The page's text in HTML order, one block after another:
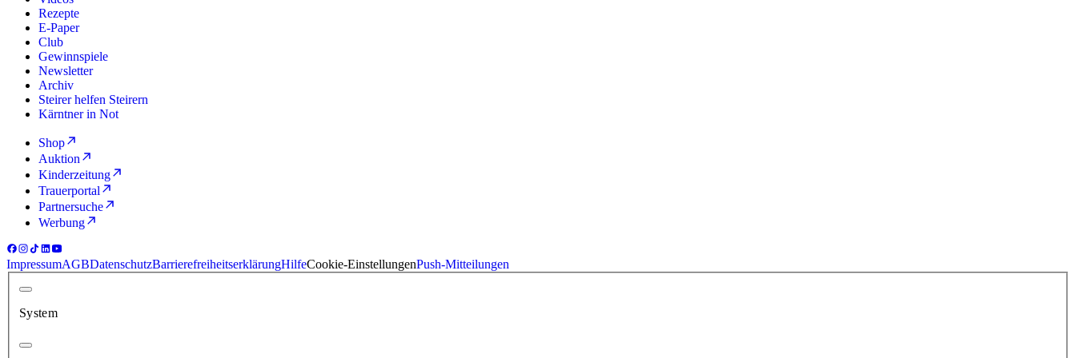
Rezepte
E-Paper
Club
Gewinnspiele
Newsletter
Archiv
Steirer helfen Steirern
Kärntner in Not
Shop
Auktion
Kinderzeitung
Trauerportal
Partnersuche
Werbung
ImpressumAGBDatenschutzBarrierefreiheitserklärungHilfeCookie-EinstellungenPush-Mitteilungen
System